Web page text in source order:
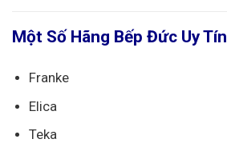
Một Số Hãng Bếp Đức Uy Tín
Franke
Elica
Teka